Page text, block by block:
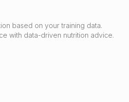
based on your training data.
with data-driven nutrition advice.